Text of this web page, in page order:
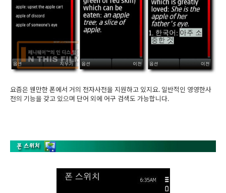
요즘은 웬만한 폰에서 거의 전자사전을 지원하고 있지요. 일반적인 영영한사
전의 기능을 갖고 있으며 단어 외에 어구 검색도 가능합니다.